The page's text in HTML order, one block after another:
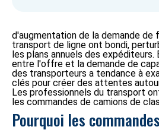
d'augmentation de la demande
transport de ligne ont bondi,
les plans annuels des expéditeurs.
entre l'offre et la demande de
des transporteurs a tendance à
clés pour créer des attentes
Les professionnels du transport
les commandes de camions de
Pourquoi les